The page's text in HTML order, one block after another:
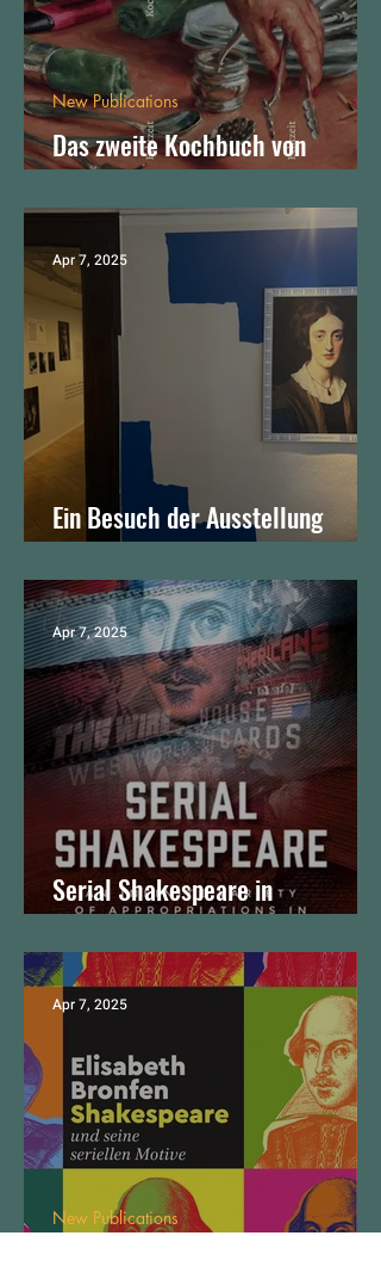
Das zweite Kochbuch von
Elisabeth Bronfen ist erschienen
New Publications
Ein Besuch der Ausstellung
"Virginia Woolf und Mrs
Dalloway" im Strauhof lohnt
sich!
Apr 7, 2025
Serial Shakespeare in
Paperback
Apr 7, 2025
New Publications
Apr 7, 2025